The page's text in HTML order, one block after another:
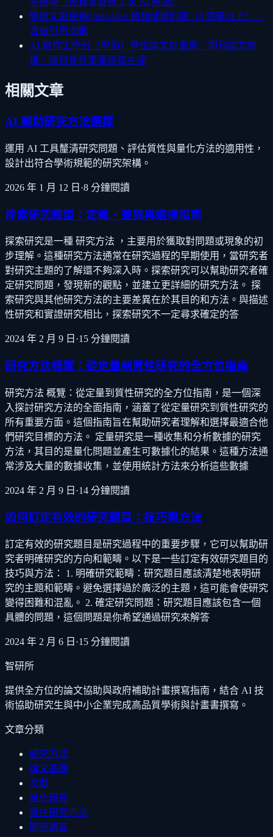
學術文獻搜尋OpenAlex 跨領域資料庫（3 億筆以上），
含被引用次數
AI 寫作工作台（學術） 學位論文計畫書、期刊論文架
構、國科會計畫書逐章生成
相關文章
AI 輔助研究方法選擇
運用 AI 工具釐清研究問題、評估質性與量化方法的適用性，
設計出符合學術規範的研究架構。
2026 年 1 月 12 日 ·8 分鐘閱讀
探索研究類型：定義、差異與選擇指南
探索研究是一種 研究方法 ，主要用於獲取對問題或現象的初
步理解。這種研究方法通常在研究過程的早期使用，當研究者
對研究主題的了解還不夠深入時。探索研究可以幫助研究者確
定研究問題，發現新的觀點，並建立更詳細的研究方法。 探
索研究與其他研究方法的主要差異在於其目的和方法。與描述
性研究和實證研究相比，探索研究不一定尋求確定的答
2024 年 2 月 9 日 ·15 分鐘閱讀
研究方法概覽：從定量到質性研究的全方位指南
研究方法 概覽：從定量到質性研究的全方位指南，是一個深
入探討研究方法的全面指南，涵蓋了從定量研究到質性研究的
所有重要方面。這個指南旨在幫助研究者理解和選擇最適合他
們研究目標的方法。 定量研究是一種收集和分析數據的研究
方法，其目的是量化問題並產生可數據化的結果。這種方法通
常涉及大量的數據收集，並使用統計方法來分析這些數據
2024 年 2 月 9 日 ·14 分鐘閱讀
如何訂定有效的研究題目：技巧與方法
訂定有效的研究題目是研究過程中的重要步驟，它可以幫助研
究者明確研究的方向和範疇。以下是一些訂定有效研究題目的
技巧與方法： 1. 明確研究範疇：研究題目應該清楚地表明研
究的主題和範疇。避免選擇過於廣泛的主題，這可能會使研究
變得困難和混亂。 2. 確定研究問題：研究題目應該包含一個
具體的問題，這個問題是你希望通過研究來解答
2024 年 2 月 6 日 ·15 分鐘閱讀
智研所
提供全方位的論文協助與政府補助計畫撰寫指南，結合 AI 技
術協助研究生與中小企業完成高品質學術與計畫書撰寫。
文章分類
研究方法
論文基礎
文獻
量化研究
質性研究方法
問卷調查